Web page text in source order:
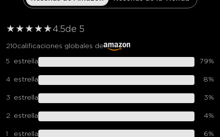
★ ★ ★ ★ ★
★4.5de 5
210calificaciones globales de
5 estrella 79%
4 estrella 8%
3 estrella 3%
2 estrella 4%
1 estrella 6%